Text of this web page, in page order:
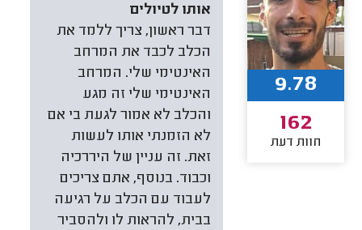
אותו לטיולים
דבר ראשון, צריך ללמד את
הכלב לכבד את המרחב
האינטימי שלי. המרחב
האינטימי שלי זה מגע
והכלב לא אמור לגעת בי אם
לא הזמנתי אותו לעשות
זאת. זה עניין של היררכיה
וכבוד. בנוסף, אתם צריכים
לעבוד עם הכלב על רגיעה
בבית, להראות לו ולהסביר
9.78
162
חוות דעת